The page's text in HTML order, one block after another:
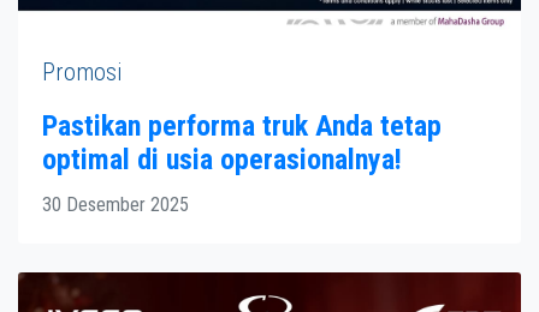
Promosi
Pastikan performa truk Anda tetap
optimal di usia operasionalnya!
30 Desember 2025